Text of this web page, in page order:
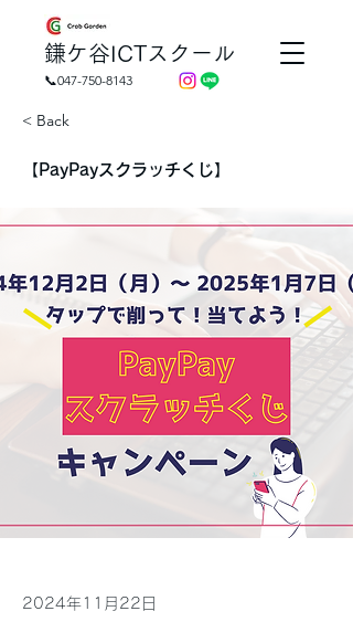
​鎌ケ谷ICTスクール
📞047-750-8143
< Back
【PayPayスクラッチくじ】
2024年11月22日